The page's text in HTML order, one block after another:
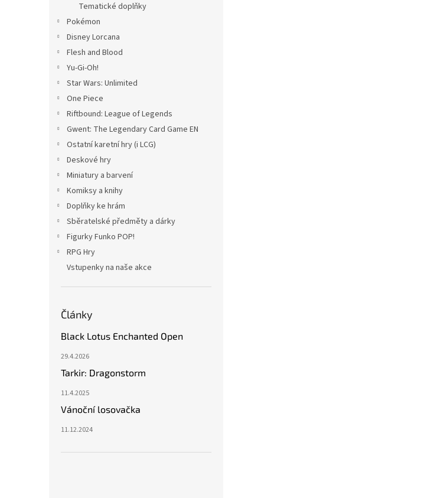
Tematické doplňky
Pokémon
Disney Lorcana
Flesh and Blood
Yu-Gi-Oh!
Star Wars: Unlimited
One Piece
Riftbound: League of Legends
Gwent: The Legendary Card Game EN
Ostatní karetní hry (i LCG)
Deskové hry
Miniatury a barvení
Komiksy a knihy
Doplňky ke hrám
Sběratelské předměty a dárky
Figurky Funko POP!
RPG Hry
Vstupenky na naše akce
Články
Black Lotus Enchanted Open
29.4.2026
Tarkir: Dragonstorm
11.4.2025
Vánoční losovačka
11.12.2024